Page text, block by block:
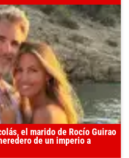
el marido de Rocío Guirao
de un imperio a